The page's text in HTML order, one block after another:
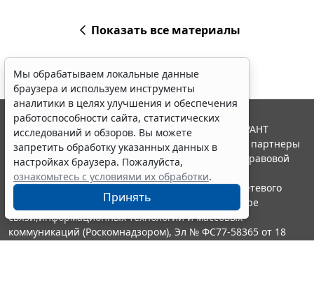
Показать все материалы
Мы обрабатываем локальные данные
браузера и используем инструменты
аналитики в целях улучшения и обеспечения
работоспособности сайта, статистических
исследований и обзоров. Вы можете
запретить обработку указанных данных в
настройках браузера. Пожалуйста,
ознакомьтесь с условиями их обработки.
Принять
© ООО "НПП "ГАРАНТ-СЕРВИС", 2026. Система ГАРАНТ
выпускается с 1990 года. Компания "Гарант" и ее партнеры
являются участниками Российской ассоциации правовой
информации ГАРАНТ.
Портал ГАРАНТ.РУ зарегистрирован в качестве сетевого
издания Федеральной службой по надзору в сфере
связи,информационных технологий и массовых
коммуникаций (Роскомнадзором), Эл № ФС77-58365 от 18